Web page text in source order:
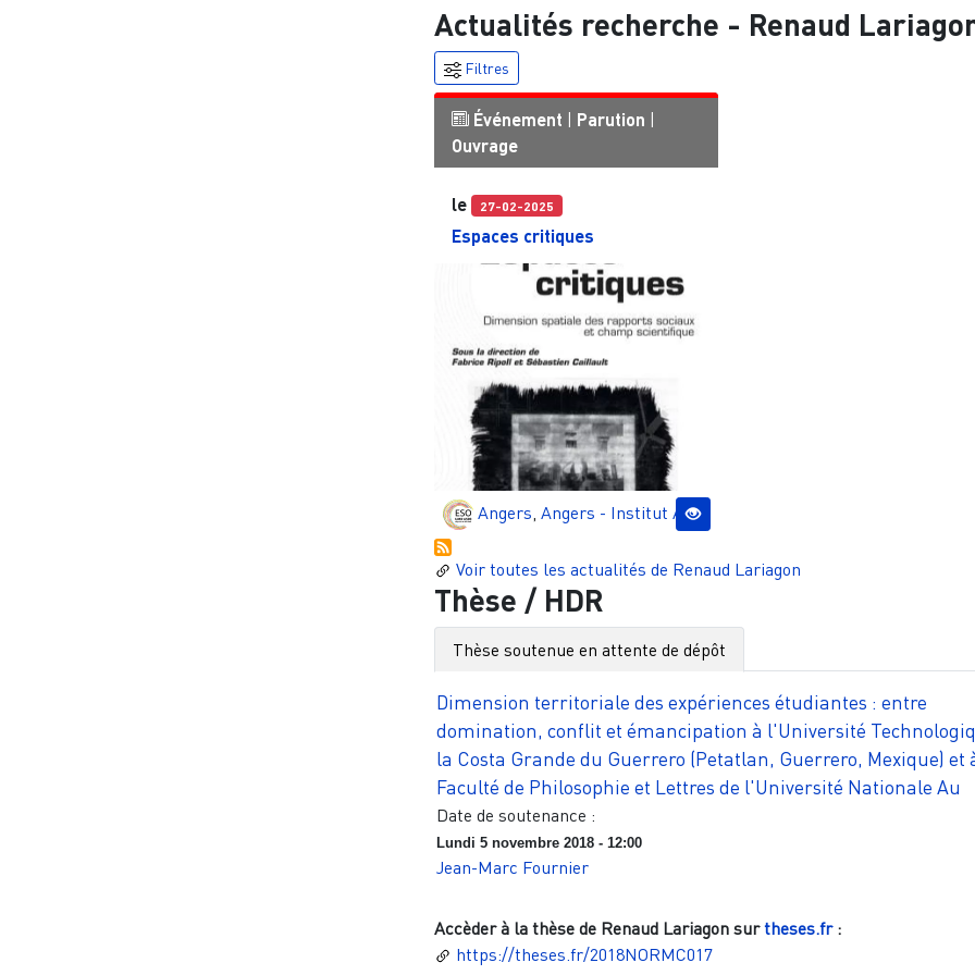
Actualités recherche - Renaud
Filtres
Événement | Parution |
Ouvrage
le 27-02-2025
Espaces critiques
Angers Angers - Institut Agro
Voir toutes les actualités de Renaud Lariagon
Thèse / HDR
Thèse soutenue en attente de dépôt
Dimension territoriale des expériences étudiantes : entre
domination, conflit et émancipation à l'Université
la Costa Grande du Guerrero (Petatlan, Guerrero, Mexique) et
Faculté de Philosophie et Lettres de l'Université Nationale Au
Date de soutenance :
Lundi 5 novembre 2018 - 12:00
Jean-Marc Fournier
Accèder à la thèse de Renaud Lariagonsurtheses.fr:
https://theses.fr/2018NORMC017